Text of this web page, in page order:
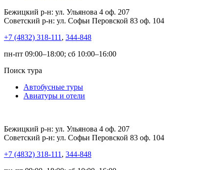
Бежицкий р-н: ул. Ульянова 4 оф. 207
Советский р-н: ул. Софьи Перовской 83 оф. 104
+7 (4832) 318-111 , 344-848
пн-пт 09:00–18:00; сб 10:00–16:00
Поиск тура
Автобусные туры
Авиатуры и отели
Бежицкий р-н: ул. Ульянова 4 оф. 207
Советский р-н: ул. Софьи Перовской 83 оф. 104
+7 (4832) 318-111 , 344-848